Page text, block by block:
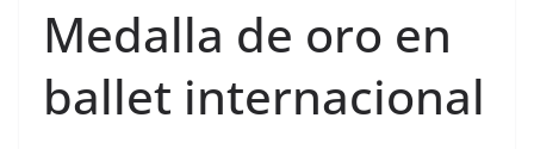
Medalla de oro en
ballet internacional